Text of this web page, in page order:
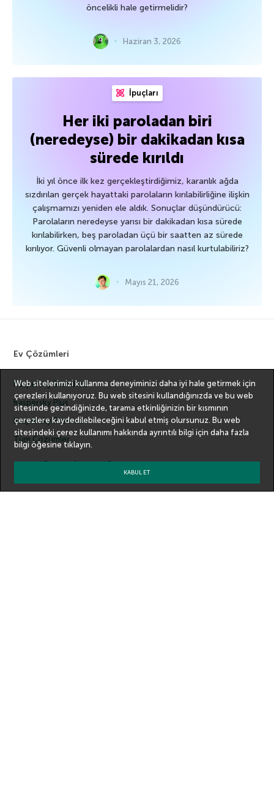
öncelikli hale getirmelidir?
Haziran 3, 2026
İpuçları
Her iki paroladan biri
(neredeyse) bir dakikadan kısa
sürede kırıldı
İki yıl önce ilk kez gerçekleştirdiğimiz, karanlık ağda
sızdırılan gerçek hayattaki parolaların kırılabilirliğine ilişkin
çalışmamızı yeniden ele aldık. Sonuçlar düşündürücü:
Parolaların neredeyse yarısı bir dakikadan kısa sürede
kırılabilirken, beş paroladan üçü bir saatten az sürede
kırılıyor. Güvenli olmayan parolalardan nasıl kurtulabiliriz?
Mayıs 21, 2026
Ev Çözümleri
Kaspersky Standard
Kaspersky Plus
Kaspersky Premium
Tüm Çözümler
Web sitelerimizi kullanma deneyiminizi daha iyi hale getirmek için
çerezleri kullanıyoruz. Bu web sitesini kullandığınızda ve bu web
sitesinde gezindiğinizde, tarama etkinliğinizin bir kısmının
çerezlere kaydedilebileceğini kabul etmiş olursunuz. Bu web
sitesindeki çerez kullanımı hakkında ayrıntılı bilgi içindaha fazla
bilgiöğesine tıklayın.
KABUL ET